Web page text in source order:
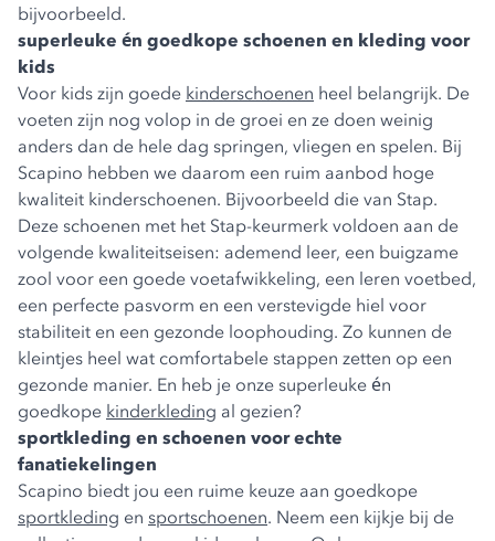
bijvoorbeeld.
superleuke én goedkope schoenen en kleding voor
kids
Voor kids zijn goede kinderschoenen heel belangrijk. De
voeten zijn nog volop in de groei en ze doen weinig
anders dan de hele dag springen, vliegen en spelen. Bij
Scapino hebben we daarom een ruim aanbod hoge
kwaliteit kinderschoenen. Bijvoorbeeld die van Stap.
Deze schoenen met het Stap-keurmerk voldoen aan de
volgende kwaliteitseisen: ademend leer, een buigzame
zool voor een goede voetafwikkeling, een leren voetbed,
een perfecte pasvorm en een verstevigde hiel voor
stabiliteit en een gezonde loophouding. Zo kunnen de
kleintjes heel wat comfortabele stappen zetten op een
gezonde manier. En heb je onze superleuke én
goedkope kinderkleding al gezien?
sportkleding en schoenen voor echte
fanatiekelingen
Scapino biedt jou een ruime keuze aan goedkope
sportkleding en sportschoenen. Neem een kijkje bij de